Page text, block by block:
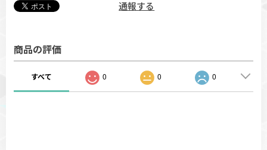
通報する
商品の評価
すべて 0 0 0